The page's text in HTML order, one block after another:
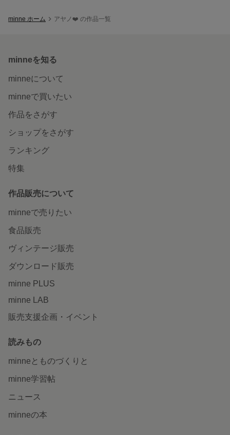
minne ホーム アヤノ❤️ の作品一覧
minneを知る
minneについて
minneで買いたい
作品をさがす
ショップをさがす
ランキング
特集
作品販売について
minneで売りたい
食品販売
ヴィンテージ販売
ダウンロード販売
minne PLUS
minne LAB
販売支援企画・イベント
読みもの
minneとものづくりと
minne学習帖
ニュース
minneの本